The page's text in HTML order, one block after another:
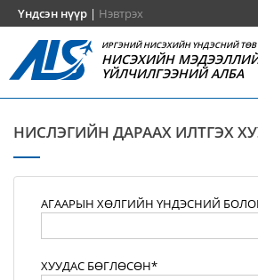
Үндсэн нүүр | Нэвтрэх
ИРГЭНИЙ НИСЭХИЙН ҮНДЭСНИЙ ТӨВ
НИСЭХИЙН
ҮЙЛЧИЛГЭЭНИЙ АЛБА
НИСЛЭГИЙН ДАРААХ ИЛТГЭХ
АГААРЫН ХӨЛГИЙН ҮНДЭСНИЙ
ХУУДАС БӨГЛӨСӨН*